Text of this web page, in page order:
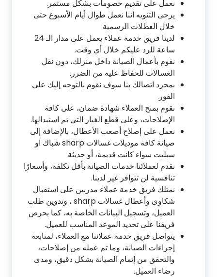
نعمل على تقديم خصومات بشكل مستمر.
يرجى التنويه أننا نعمل طوال أيام الأسبوع حتى
خلال العطلات الرسمية.
لدينا فريق خدمة عملاء يعمل على مدار الـ 24
ساعة للرد عليكم خلال أي وقت.
نقوم بأعمال الصيانة داخل منزلك، دون نقل
الغسالات للحفاظ عليه من الضرر.
بمجرد اتصالك بنا سوف نقوم بالتوجه إليك على
الفور.
نقوم بمنح العملاء شهادة ضمان، على كافة
الإصلاحات، وعلى قطع الغيار التي تم استبدالها.
نعمل على إصلاح أصعب الأعطال، بالإضافة إلى
صيانة كافة موديلات غسالات sharp شباك او
سبليت سواء كانت قديمة، أو حديثة.
نقدم لعملائنا خدمات الصيانة بأقل تكلفة، وأسعارًا
تنافسية لن تتوافر غير لدينا.
نمتلك فريق خدمة عملاء مدربين على استقبال
شكاوى وأعطال غسالات sharp ، وتدوين طلب
العميل، وتسجيل البيانات الخاصة به، كما يحرص
فريقنا على تحديد الموعد المناسب للعميل.
يتواصل فريق خدمة عملائنا مع العملاء، لمتابعة
إجراءات الصيانة، وما تم عمله من إصلاحات،
والتحقق من إتمام الصيانة بشكل دقيق، ومدى
رضاء العميل.